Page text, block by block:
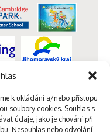
k ukládání a/nebo přístupu
soubory cookies. Souhlas s
údaje, jako je chování při
Nesouhlas nebo odvolání